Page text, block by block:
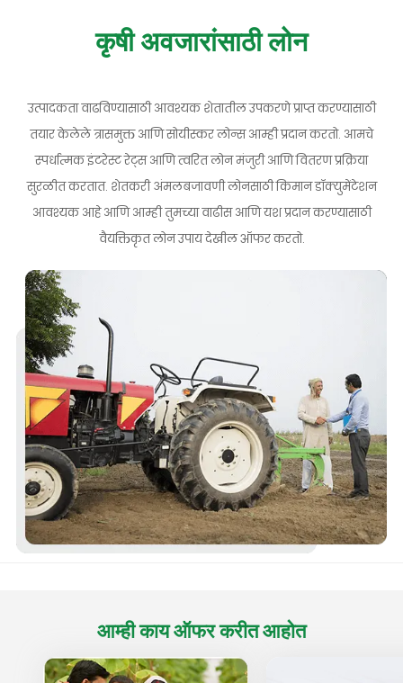
कृषी अवजारांसाठी लोन
उत्पादकता वाढविण्यासाठी आवश्यक शेतातील उपकरणे प्राप्त करण्यासाठी
तयार केलेले त्रासमुक्त आणि सोयीस्कर लोन्स आम्ही प्रदान करतो. आमचे
स्पर्धात्मक इंटरेस्ट रेट्स आणि त्वरित लोन मंजुरी आणि वितरण प्रक्रिया
सुरळीत करतात. शेतकरी अंमलबजावणी लोनसाठी किमान डॉक्युमेंटेशन
आवश्यक आहे आणि आम्ही तुमच्या वाढीस आणि यश प्रदान करण्यासाठी
वैयक्तिकृत लोन उपाय देखील ऑफर करतो.
आम्ही कायऑफर करीत आहोत